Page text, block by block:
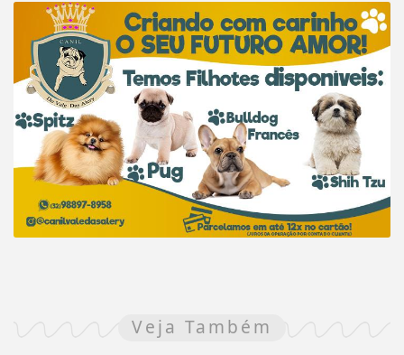
Veja Também